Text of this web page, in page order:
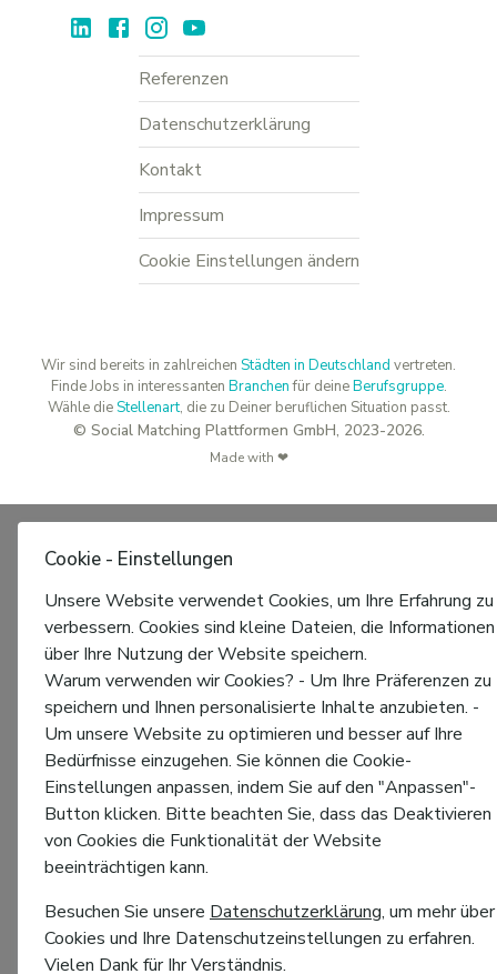
Referenzen
Datenschutzerklärung
Kontakt
Impressum
Cookie Einstellungen ändern
Wir sind bereits in zahlreichen Städten in Deutschland vertreten.
Finde Jobs in interessanten Branchenfür deineBerufsgruppe.
Wähle dieStellenart, die zu Deiner beruflichen Situation passt.
© Social Matching Plattformen GmbH, 2023-2026.
Made with ❤
Cookie - Einstellungen
Unsere Website verwendet Cookies, um Ihre Erfahrung zu
verbessern. Cookies sind kleine Dateien, die Informationen
über Ihre Nutzung der Website speichern.
Warum verwenden wir Cookies? - Um Ihre Präferenzen zu
speichern und Ihnen personalisierte Inhalte anzubieten. -
Um unsere Website zu optimieren und besser auf Ihre
Bedürfnisse einzugehen. Sie können die Cookie-
Einstellungen anpassen, indem Sie auf den "Anpassen"-
Button klicken. Bitte beachten Sie, dass das Deaktivieren
von Cookies die Funktionalität der Website
beeinträchtigen kann.
Besuchen Sie unsere Datenschutzerklärung, um mehr über
Cookies und Ihre Datenschutzeinstellungen zu erfahren.
Vielen Dank für Ihr Verständnis.